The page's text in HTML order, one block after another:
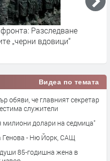
Разследване
„черни вдовици“
Видеа по темата
обяви, че главният секретар
служители
милиони долари на седмица"
Генова - Ню Йорк, САЩ
85-годишна жена в